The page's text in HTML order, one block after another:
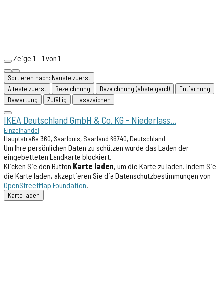
Zeige 1 – 1 von 1
Sortieren nach: Neuste zuerst
Älteste zuerst
Bezeichnung Bezeichnung (absteigend)
Entfernung
Bewertung
Zufällig Lesezeichen
IKEA Deutschland GmbH & Co. KG - Niederlass...
Einzelhandel
Hauptstraße 360, Saarlouis, Saarland 66740, Deutschland
Um Ihre persönlichen Daten zu schützen wurde das Laden der
eingebetteten Landkarte blockiert.
Klicken Sie den Button Karte laden, um die Karte zu laden. Indem Sie
die Karte laden, akzeptieren Sie die Datenschutzbestimmungen von
OpenStreetMap Foundation.
Karte laden